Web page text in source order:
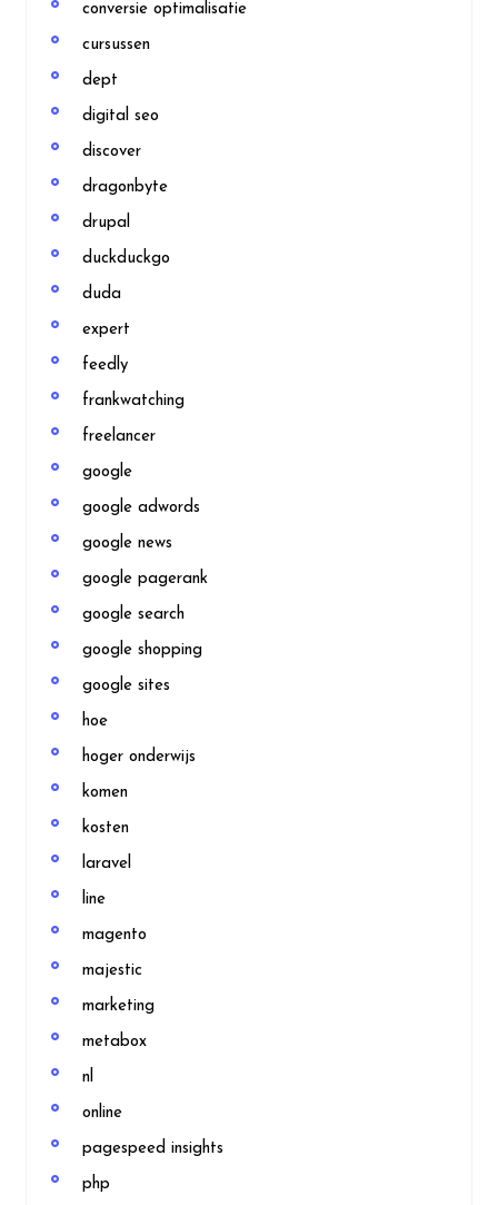
conversie optimalisatie
cursussen
dept
digital seo
discover
dragonbyte
drupal
duckduckgo
duda
expert
feedly
frankwatching
freelancer
google
google adwords
google news
google pagerank
google search
google shopping
google sites
hoe
hoger onderwijs
komen
kosten
laravel
line
magento
majestic
marketing
metabox
nl
online
pagespeed insights
php